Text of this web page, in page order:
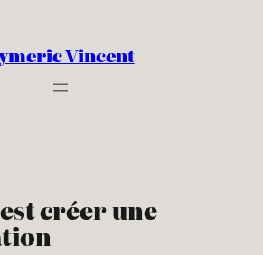
Vincent
créer une